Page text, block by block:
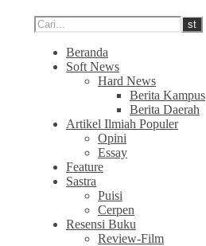
Beranda
Soft News
Hard News
Berita Kampus
Berita Daerah
Artikel Ilmiah Populer
Opini
Essay
Feature
Sastra
Puisi
Cerpen
Resensi Buku
Review-Film